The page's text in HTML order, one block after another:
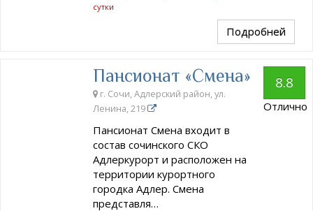
сутки
Подробней
Пансионат «Смена»
г. Сочи, Адлерский район, ул.
Ленина, 219
Пансионат Смена входит в
состав сочинского СКО
Адлеркурорт и расположен на
территории курортного
городка Адлер. Смена
представля…
8.8
Отлично